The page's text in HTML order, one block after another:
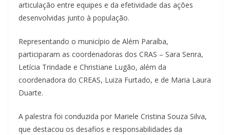
articulação entre equipes e da efetividade das ações
desenvolvidas junto à população.
Representando o município de Além Paraíba,
participaram as coordenadoras dos CRAS – Sara Senra,
Letícia Trindade e Christiane Lugão, além da
coordenadora do CREAS, Luiza Furtado, e de Maria Laura
Duarte.
A palestra foi conduzida por Mariele Cristina Souza Silva,
que destacou os desafios e responsabilidades da